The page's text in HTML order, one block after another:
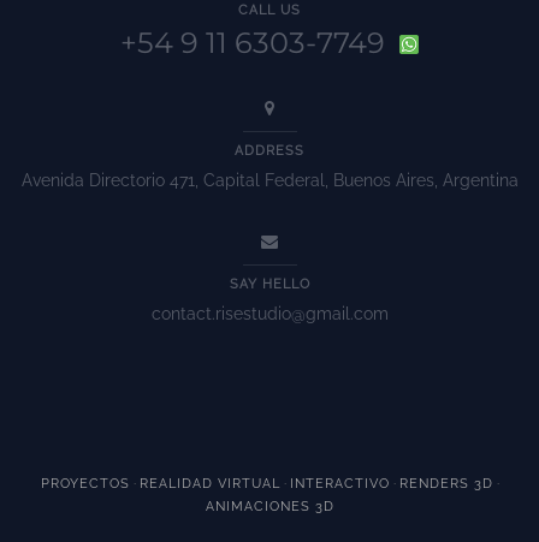
CALL US
+54 9 11 6303-7749
ADDRESS
Avenida Directorio 471, Capital Federal, Buenos Aires, Argentina
SAY HELLO
contact.risestudio@gmail.com
PROYECTOS · REALIDAD VIRTUAL · INTERACTIVO · RENDERS 3D ·
ANIMACIONES 3D